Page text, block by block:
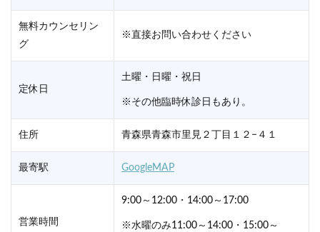
無料カウンセリン
グ
※直接お問い合わせください
定休日
土曜・日曜・祝日
※その他臨時休診日もあり。
住所 青森県青森市里見２丁目１２−４１
最寄駅 GoogleMAP
営業時間
9:00～12:00・14:00～17:00
※水曜のみ11:00～14:00・15:00～